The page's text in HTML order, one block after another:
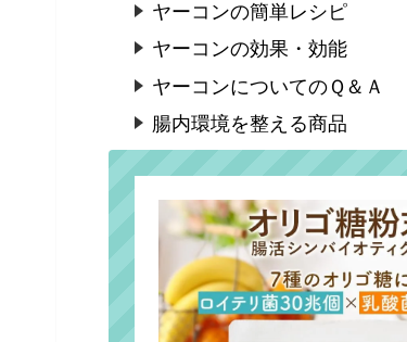
ヤーコンの簡単レシピ
ヤーコンの効果・効能
ヤーコンについてのＱ＆Ａ
腸内環境を整える商品